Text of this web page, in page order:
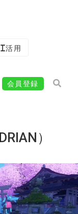
活用
会員登録
）